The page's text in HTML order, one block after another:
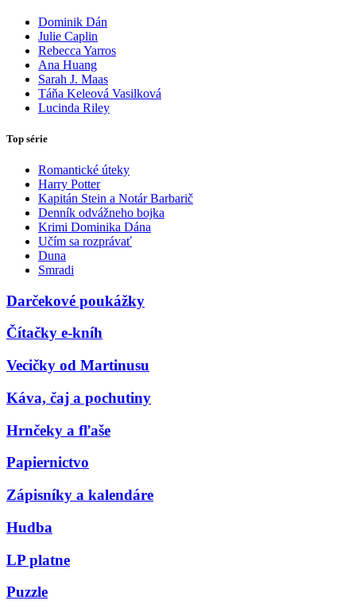
Dominik Dán
Julie Caplin
Rebecca Yarros
Ana Huang
Sarah J. Maas
Táňa Keleová Vasilková
Lucinda Riley
Top série
Romantické úteky
Harry Potter
Kapitán Stein a Notár Barbarič
Denník odvážneho bojka
Krimi Dominika Dána
Učím sa rozprávať
Duna
Smradi
Darčekové poukážky
Čítačky e-kníh
Vecičky od Martinusu
Káva, čaj a pochutiny
Hrnčeky a fľaše
Papiernictvo
Zápisníky a kalendáre
Hudba
LP platne
Puzzle